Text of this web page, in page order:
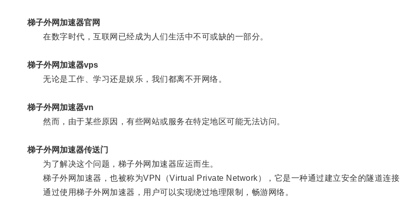
梯子外网加速器官网
在数字时代，互联网已经成为人们生活中不可或缺的一部分。
梯子外网加速器vps
无论是工作、学习还是娱乐，我们都离不开网络。
梯子外网加速器vn
然而，由于某些原因，有些网站或服务在特定地区可能无法访问。
梯子外网加速器传送门
为了解决这个问题，梯子外网加速器应运而生。
梯子外网加速器，也被称为VPN（Virtual Private Network），它是一种通过建立安全的隧道连接
通过使用梯子外网加速器，用户可以实现绕过地理限制，畅游网络。